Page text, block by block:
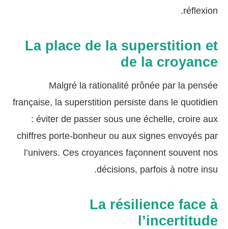
réflexion.
La place de la superstition et
de la croyance
Malgré la rationalité prônée par la pensée
française, la superstition persiste dans le quotidien
: éviter de passer sous une échelle, croire aux
chiffres porte-bonheur ou aux signes envoyés par
l’univers. Ces croyances façonnent souvent nos
décisions, parfois à notre insu.
La résilience face à
l’incertitude